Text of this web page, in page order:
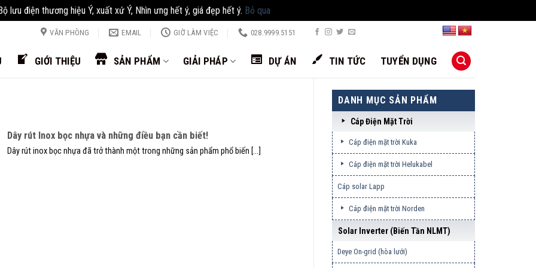
lưu điện thương hiệu Ý, xuất xứ Ý, Nhìn ưng hết ý, giá đẹp hết ý. Bỏ qua
VĂN PHÒNG EMAIL GIỜ LÀM VIỆC 028.9999.5151
GIỚI THIỆU SẢN PHẨM GIẢI PHÁP DỰ ÁN TIN TỨC TUYỂN DỤNG
Dây rút Inox bọc nhựa và những điều bạn cần biết!
Dây rút inox bọc nhựa đã trở thành một trong những sản phẩm phổ biến [...]
DANH MỤC SẢN PHẨM
Cáp Điện Mặt Trời
Cáp điện mặt trời Kuka
Cáp điện mặt trời Helukabel
Cáp solar Lapp
Cáp điện mặt trời Norden
Solar Inverter (biến Tần NLMT)
Deye On-grid (hòa lưới)